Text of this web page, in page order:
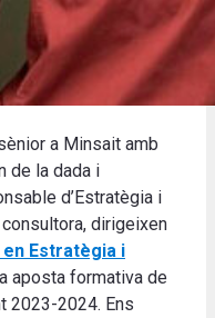
a Minsait amb
de la dada i
d’Estratègia i
dirigeixen
Estratègia i
aposta formativa de
2023-2024. Ens